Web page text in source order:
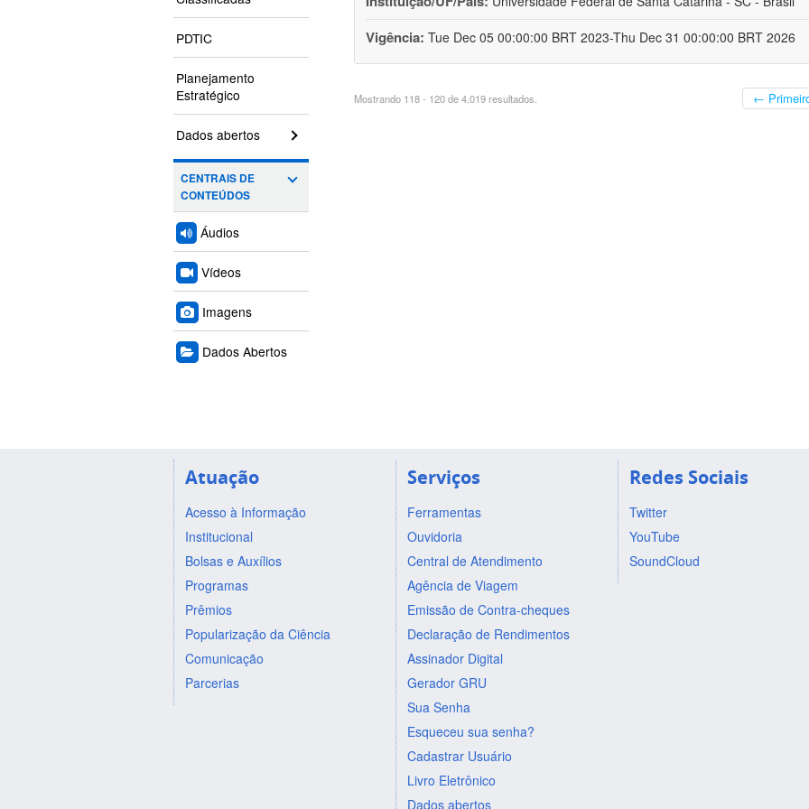
PDTIC
Planejamento
Estratégico
Dados abertos
CENTRAIS DE
CONTEÚDOS
Áudios
Vídeos
Imagens
Dados Abertos
Vigência: Tue Dec 05 00:00:00 BRT 2023-Thu Dec 31 00:00:00 BRT 2026
Mostrando 118 - 120 de 4.019 resultados. ←
Atuação
Acesso à Informação
Institucional
Bolsas e Auxílios
Programas
Prêmios
Popularização da Ciência
Comunicação
Parcerias
Serviços
Ferramentas
Ouvidoria
Central de Atendimento
Agência de Viagem
Emissão de Contra-cheques
Declaração de Rendimentos
Assinador Digital
Gerador GRU
Sua Senha
Esqueceu sua senha?
Cadastrar Usuário
Livro Eletrônico
Dados abertos
Redes Sociais
Twitter
YouTube
SoundCloud